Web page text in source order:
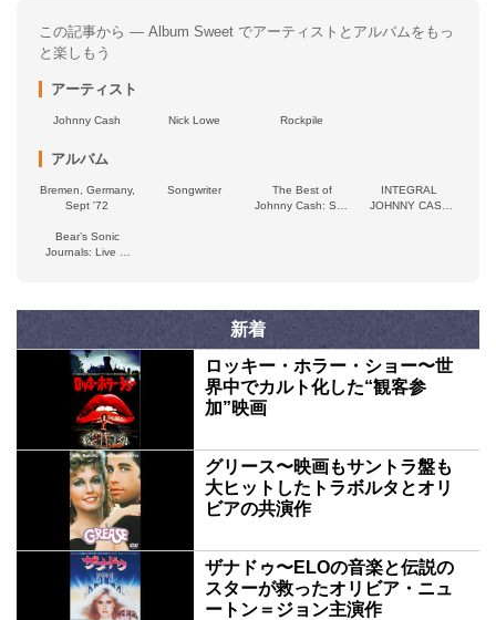
この記事から — Album Sweet でアーティストとアルバムをもっ
と楽しもう
アーティスト
Johnny Cash Nick Lowe Rockpile
アルバム
Bremen, Germany,
Sept '72
Songwriter
The Best of
Johnny Cash: Sun
INTEGRAL
JOHNNY CASH
Bear’s Sonic
Journals: Live at
新着
ロッキー・ホラー・ショー〜世
界中でカルト化した“観客参
加”映画
グリース〜映画もサントラ盤も
大ヒットしたトラボルタとオリ
ビアの共演作
ザナドゥ〜ELOの音楽と伝説の
スターが救ったオリビア・ニュ
ートン＝ジョン主演作